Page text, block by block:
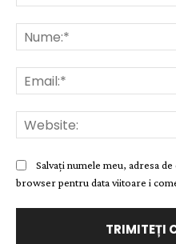
Salvați numele meu, adresa
browser pentru data viitoare i